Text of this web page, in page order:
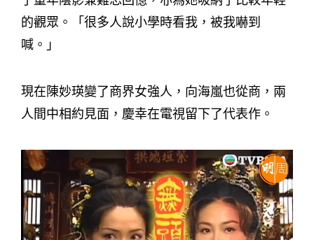
的觀眾。「很多人說小學時看我，被我嚇到
喊。」
現在陳妙瑛變了商界女強人，向海嵐也從商，兩
人間中相約見面，慶幸在電視留下了代表作。